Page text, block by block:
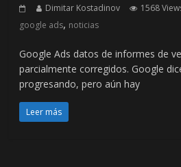
Dimitar Kostadinov 1568
google ads, noticias
Google Ads datos de informes de
parcialmente corregidos. Google
progresando, pero aún hay
Leer más